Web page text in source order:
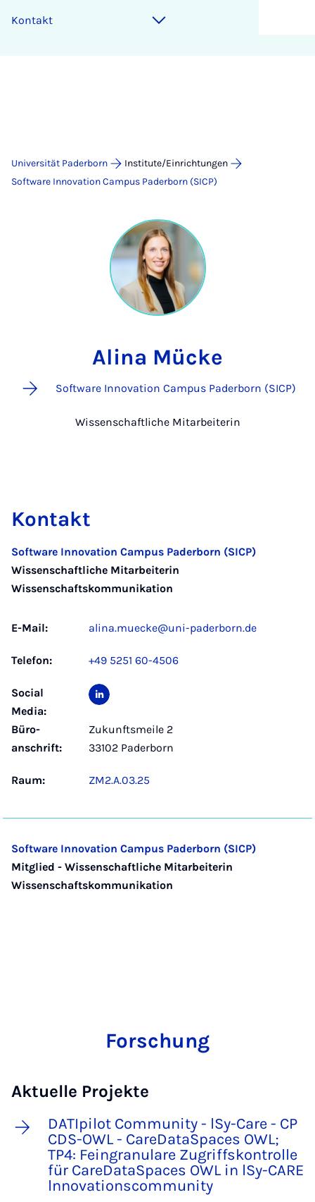
Kontakt
Universität Paderborn
Institute/Einrichtungen
Software Innovation Campus Paderborn (SICP)
Alina Mücke
Software Innovation Campus Paderborn (SICP)
Wissenschaftliche Mitarbeiterin
Kontakt
Software Innovation Campus Paderborn (SICP)
Wissenschaftliche Mitarbeiterin
Wissenschaftskommunikation
E-Mail: alina.muecke@uni-paderborn.de
Telefon: +49 5251 60-4506
Social
Media:
Büro­
anschrift:
Zukunftsmeile 2
33102 Paderborn
Raum: ZM2.A.03.25
Software Innovation Campus Paderborn (SICP)
Mitglied - Wissenschaftliche Mitarbeiterin
Wissenschaftskommunikation
Forschung
Aktuelle Projekte
DATIpilot Community - lSy-Care - CP
CDS-OWL - CareDataSpaces OWL;
TP4: Feingranulare Zugriffskontrolle
für CareDataSpaces OWL in lSy-CARE
lnnovationscommunity